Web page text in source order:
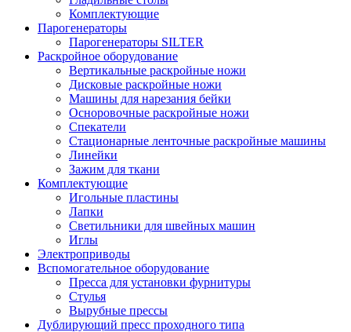
Комплектующие
Парогенераторы
Парогенераторы SILTER
Раскройное оборудование
Вертикальные раскройные ножи
Дисковые раскройные ножи
Машины для нарезания бейки
Осноровочные раскройные ножи
Спекатели
Стационарные ленточные раскройные машины
Линейки
Зажим для ткани
Комплектующие
Игольные пластины
Лапки
Светильники для швейных машин
Иглы
Электроприводы
Вспомогательное оборудование
Пресса для установки фурнитуры
Стулья
Вырубные прессы
Дублирующий пресс проходного типа